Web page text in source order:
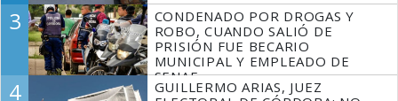
3
CONDENADO POR DROGAS Y
ROBO, CUANDO SALIÓ DE
PRISIÓN FUE BECARIO
MUNICIPAL Y EMPLEADO DE
SENAF
4
GUILLERMO ARIAS, JUEZ